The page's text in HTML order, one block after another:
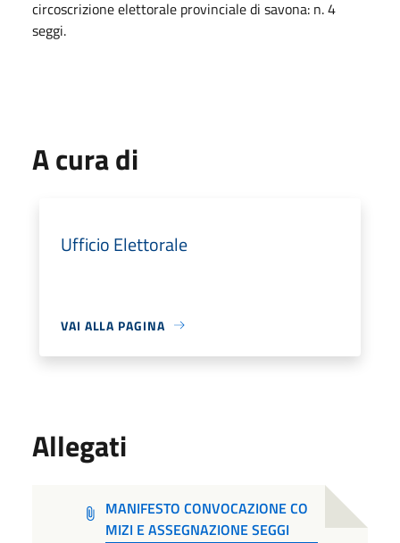
circoscrizione elettorale provinciale di savona: n. 4
seggi.
A cura di
Ufficio Elettorale
VAI ALLA PAGINA
Allegati
MANIFESTO CONVOCAZIONE CO
MIZI E ASSEGNAZIONE SEGGI